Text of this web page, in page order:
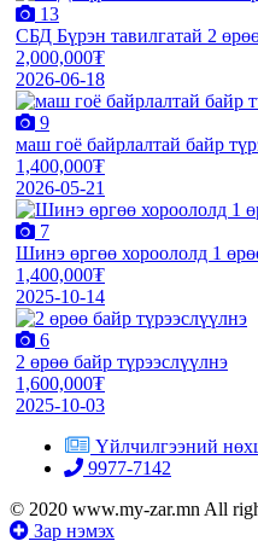
13
СБД Бүрэн тавилгатай 2
2,000,000₮
2026-06-18
9
маш гоё байрлалтай байр
1,400,000₮
2026-05-21
7
Шинэ өргөө хороололд 1
1,400,000₮
2025-10-14
6
2 өрөө байр түрээслүүлнэ
1,600,000₮
2025-10-03
Үйлчилгээний
9977-7142
© 2020 www.my-zar.mn All
Зар нэмэх